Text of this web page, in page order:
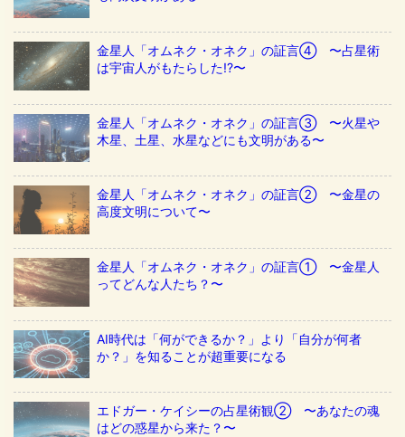
金星人「オムネク・オネク」の証言④ 〜占星術
は宇宙人がもたらした!?〜
金星人「オムネク・オネク」の証言③ 〜火星や
木星、土星、水星などにも文明がある〜
金星人「オムネク・オネク」の証言② 〜金星の
高度文明について〜
金星人「オムネク・オネク」の証言① 〜金星人
ってどんな人たち？〜
AI時代は「何ができるか？」より「自分が何者
か？」を知ることが超重要になる
エドガー・ケイシーの占星術観② 〜あなたの魂
はどの惑星から来た？〜